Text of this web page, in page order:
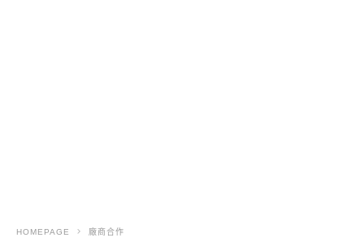
HOMEPAGE 廠商合作